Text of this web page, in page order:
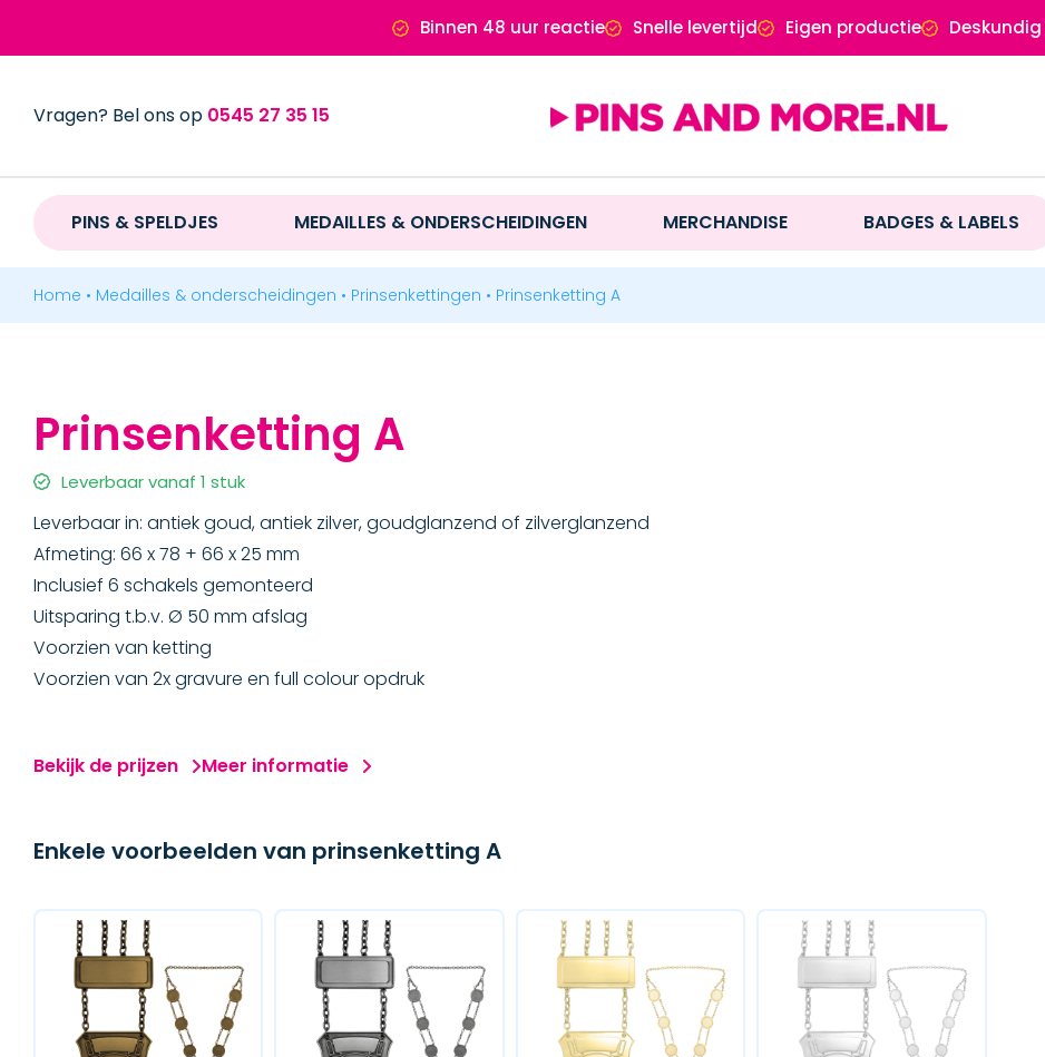
Binnen 48 uur reactie Snelle levertijd Eigen productie
Vragen? Bel ons op 0545 27 35 15
PINS & SPELDJES MEDAILLES & ONDERSCHEIDINGEN MERCHANDISE BADGES & LABELS
Home • Medailles & onderscheidingen • Prinsenkettingen • Prinsenketting A
Prinsenketting A
Leverbaar vanaf 1 stuk
Leverbaar in: antiek goud, antiek zilver, goudglanzend of zilverglanzend
Afmeting: 66 x 78 + 66 x 25 mm
Inclusief 6 schakels gemonteerd
Uitsparing t.b.v. Ø 50 mm afslag
Voorzien van ketting
Voorzien van 2x gravure en full colour opdruk
Bekijk de prijzen Meer informatie
Enkele voorbeelden van prinsenketting A
PINS & SPELDJES
BADGES & LABELS